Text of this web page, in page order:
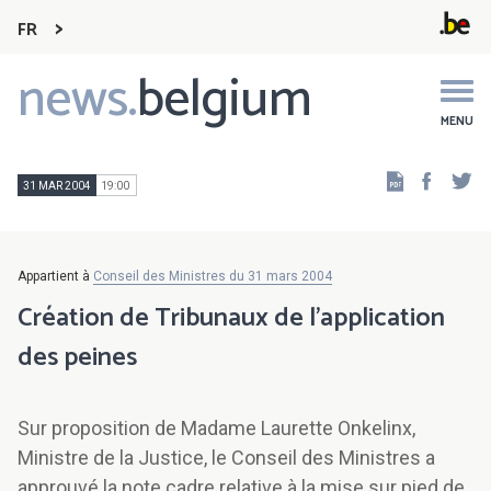
FR
news.belgium MENU
Main
navigation
31 MAR 2004 19:00
Appartient à Conseil des Ministres du 31 mars 2004
Création de Tribunaux de l'application
des peines
Sur proposition de Madame Laurette Onkelinx,
Ministre de la Justice, le Conseil des Ministres a